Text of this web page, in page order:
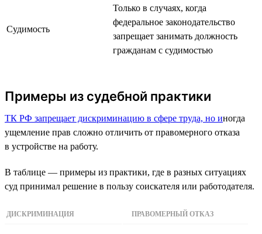
Судимость
Только в случаях, когда
федеральное законодательство
запрещает занимать должность
гражданам с судимостью
Примеры из судебной практики
ТК РФ запрещает дискриминацию в сфере труда, но иногда
ущемление прав сложно отличить от правомерного отказа
в устройстве на работу.
В таблице — примеры из практики, где в разных ситуациях
суд принимал решение в пользу соискателя или работодателя.
ДИСКРИМИНАЦИЯ ПРАВОМЕРНЫЙ ОТКАЗ